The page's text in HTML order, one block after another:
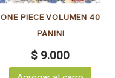
ONE PIECE VOLUMEN 40
PANINI
$ 9.000